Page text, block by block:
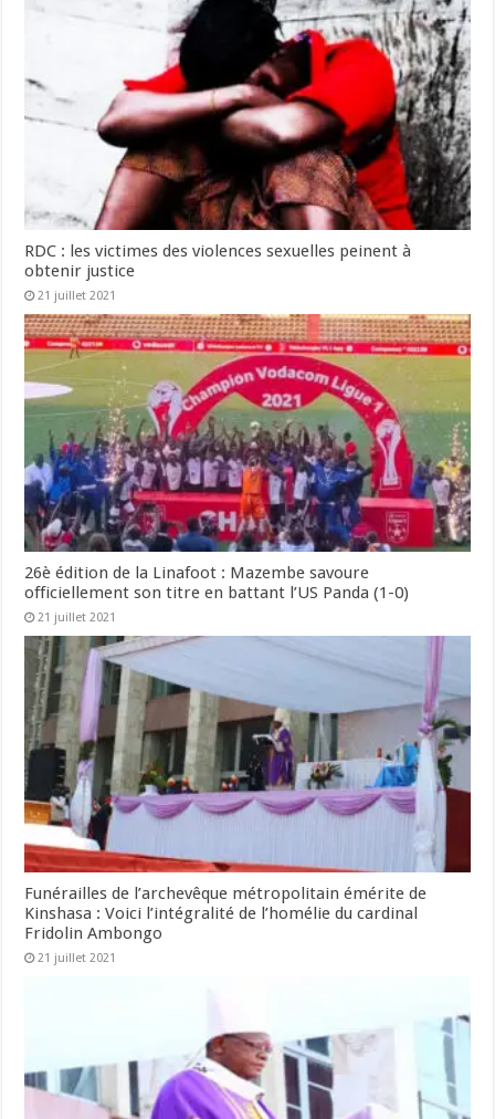
RDC : les victimes des violences sexuelles peinent à
obtenir justice
21 juillet 2021
26è édition de la Linafoot : Mazembe savoure
officiellement son titre en battant l’US Panda (1-0)
21 juillet 2021
Funérailles de l’archevêque métropolitain émérite de
Kinshasa : Voici l’intégralité de l’homélie du cardinal
Fridolin Ambongo
21 juillet 2021